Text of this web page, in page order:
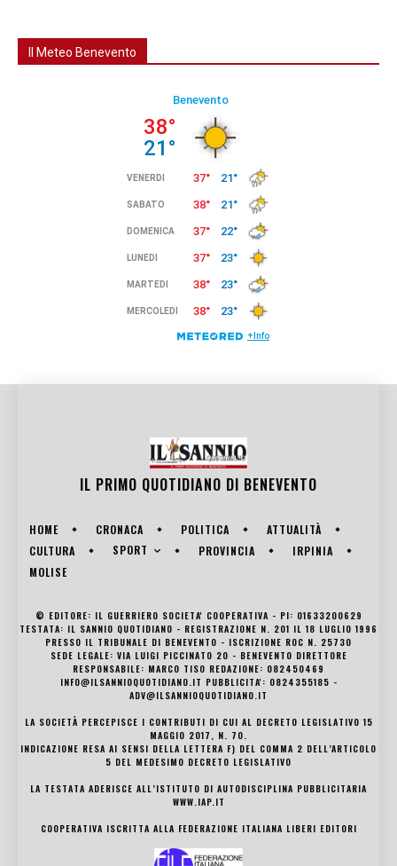
Il Meteo Benevento
IL PRIMO QUOTIDIANO DI BENEVENTO
HOME CRONACA POLITICA
ATTUALITÀ
CULTURA
SPORT PROVINCIA
IRPINIA
MOLISE
© EDITORE: IL GUERRIERO SOCIETA' COOPERATIVA - PI: 01633200629
TESTATA: IL SANNIO QUOTIDIANO - REGISTRAZIONE N. 201 IL 18 LUGLIO 1996
PRESSO IL TRIBUNALE DI BENEVENTO - ISCRIZIONE ROC N. 25730
SEDE LEGALE: VIA LUIGI PICCINATO 20 - BENEVENTO DIRETTORE
RESPONSABILE: MARCO TISO REDAZIONE: 082450469
INFO@ILSANNIOQUOTIDIANO.IT PUBBLICITA': 0824355185 -
ADV@ILSANNIOQUOTIDIANO.IT
LA SOCIETÀ PERCEPISCE I CONTRIBUTI DI CUI AL DECRETO LEGISLATIVO 15
MAGGIO 2017, N. 70.
INDICAZIONE RESA AI SENSI DELLA LETTERA F) DEL COMMA 2 DELL’ARTICOLO
5 DEL MEDESIMO DECRETO LEGISLATIVO
LA TESTATA ADERISCE ALL’ISTITUTO DI AUTODISCIPLINA PUBBLICITARIA
WWW.IAP.IT
COOPERATIVA ISCRITTA ALLA FEDERAZIONE ITALIANA LIBERI EDITORI